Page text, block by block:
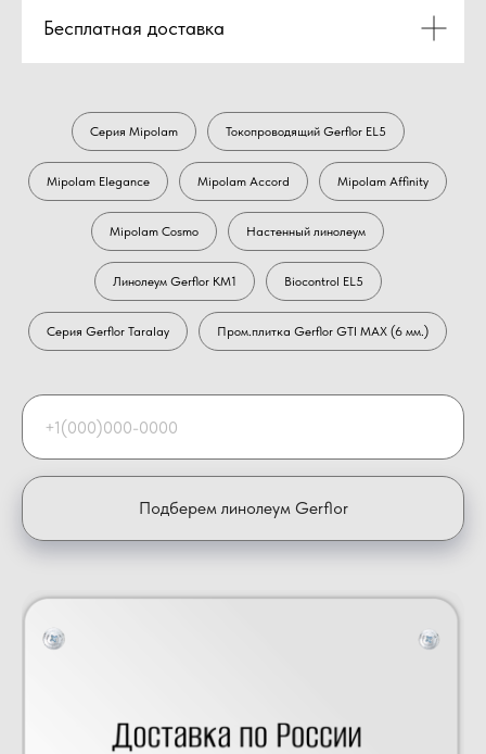
Бесплатная доставка
Серия Mipolam Токопроводящий Gerflor EL5
Mipolam Elegance Mipolam Accord Mipolam Affinity
Mipolam Cosmo Настенный линолеум
Линолеум Gerflor KM1 Biocontrol EL5
Серия Gerflor Taralay Пром.плитка Gerflor GTI MAX (6 мм.)
Подберем линолеум Gerflor